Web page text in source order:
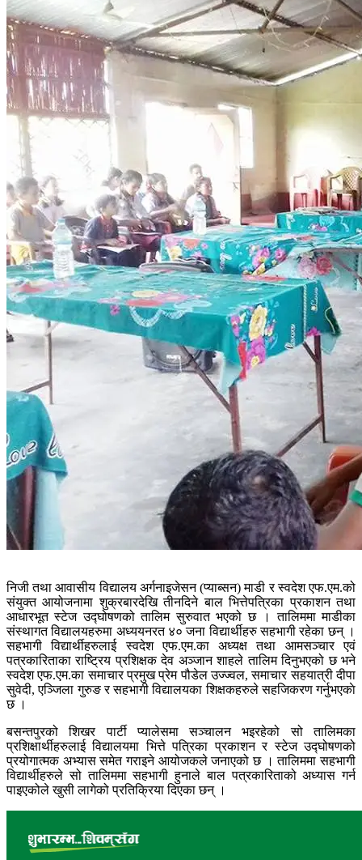
निजी तथा आवासीय विद्यालय अर्गनाइजेसन (प्याब्सन) माडी र स्वदेश एफ.एम.को
संयुक्त आयोजनामा शुक्रबारदेखि तीनदिने बाल भित्तेपत्रिका प्रकाशन तथा
आधारभूत स्टेज उद्घोषणको तालिम सुरुवात भएको छ । तालिममा माडीका
संस्थागत विद्यालयहरुमा अध्ययनरत ४० जना विद्यार्थीहरु सहभागी रहेका छन् ।
सहभागी विद्यार्थीहरुलाई स्वदेश एफ.एम.का अध्यक्ष तथा आमसञ्चार एवं
पत्रकारिताका राष्ट्रिय प्रशिक्षक देव अञ्जान शाहले तालिम दिनुभएको छ भने
स्वदेश एफ.एम.का समाचार प्रमुख प्रेम पौडेल उज्ज्वल, समाचार सहयात्री दीपा
सुवेदी, एञ्जिला गुरुङ र सहभागी विद्यालयका शिक्षकहरुले सहजिकरण गर्नुभएकाे
छ ।
बसन्तपुरको शिखर पार्टी प्यालेसमा सञ्चालन भइरहेको सो तालिमका
प्रशिक्षार्थीहरुलाई विद्यालयमा भित्ते पत्रिका प्रकाशन र स्टेज उद्घोषणको
प्रयोगात्मक अभ्यास समेत गराइने आयोजकले जनाएको छ । तालिममा सहभागी
विद्यार्थीहरुले सो तालिममा सहभागी हुनाले बाल पत्रकारिताको अध्यास गर्न
पाइएकोले खुसी लागेको प्रतिक्रिया दिएका छन् ।